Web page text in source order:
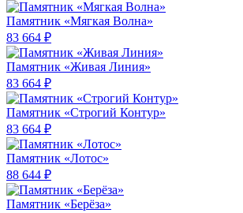
Памятник «Мягкая Волна»
83 664 ₽
Памятник «Живая Линия»
83 664 ₽
Памятник «Строгий Контур»
83 664 ₽
Памятник «Лотос»
88 644 ₽
Памятник «Берёза»